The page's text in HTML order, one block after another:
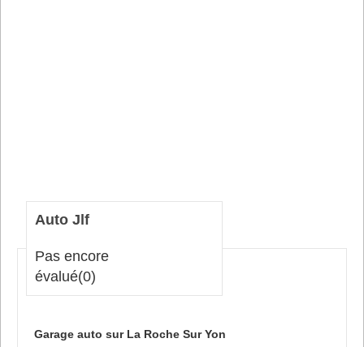
Auto Jlf
Pas encore
évalué(0)
Garage auto sur La Roche Sur Yon